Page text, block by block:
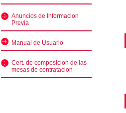
Anuncios de Informacion
Previa
Manual de Usuario
Cert. de composicion de las
mesas de contratacion